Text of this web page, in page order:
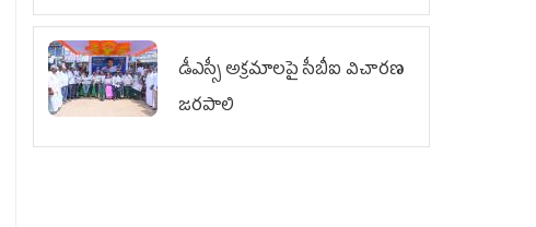
డీఎస్సీ అక్రమాలపై సీబీఐ విచారణ
జరపాలి